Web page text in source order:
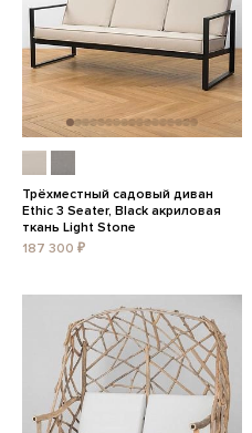
Трёхместный садовый диван
Ethic 3 Seater, Black акриловая
ткань Light Stone
187 300 ₽